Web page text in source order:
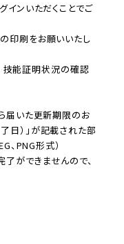
ンいただくことでご
印刷をお願いいたし
能証明状況の確認
届いた更新期限のお
日）」が記載された部
、PNG形式）
ができませんので、